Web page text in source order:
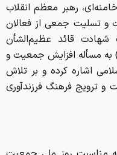
رهبر معظم انقلاب
و تسلیت جمعی از فعالان
قائد عظیم‌الشأن
به مسأله افزایش جمعیت و
اشاره کرده و بر تلاش
و ترویج فرهنگ فرزندآوری